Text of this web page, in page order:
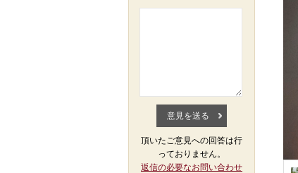
頂いたご意見への回答は行
っておりません。
返信の必要なお問い合わせ